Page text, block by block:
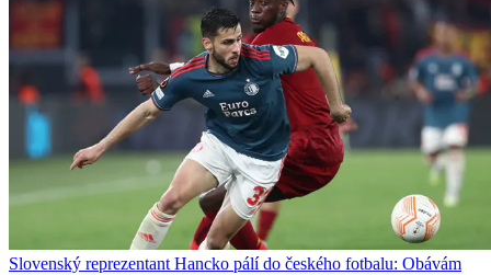
Slovenský reprezentant Hancko pálí do českého fotbalu: Obávám